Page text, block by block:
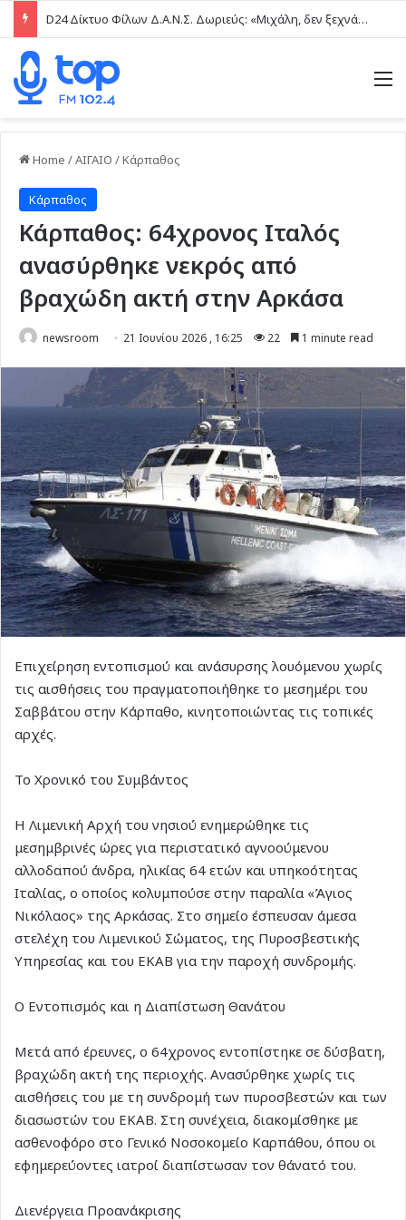
D24 Δίκτυο Φίλων Δ.Α.Ν.Σ. Δωριεύς: «Μιχάλη, δεν ξεχνάμε – Η βία δεν είναι μαγκιά»
Home /ΑΙΓΑΙΟ /Κάρπαθος
Κάρπαθος
Κάρπαθος: 64χρονος Ιταλός
ανασύρθηκε νεκρός από
βραχώδη ακτή στην Αρκάσα
newsroom 21 Ιουνίου 2026 , 16:25 22 1 minute read
Επιχείρηση εντοπισμού και ανάσυρσης λουόμενου χωρίς
τις αισθήσεις του πραγματοποιήθηκε το μεσημέρι του
Σαββάτου στην Κάρπαθο, κινητοποιώντας τις τοπικές
αρχές.
Το Χρονικό του Συμβάντος
Η Λιμενική Αρχή του νησιού ενημερώθηκε τις
μεσημβρινές ώρες για περιστατικό αγνοούμενου
αλλοδαπού άνδρα, ηλικίας 64 ετών και υπηκοότητας
Ιταλίας, ο οποίος κολυμπούσε στην παραλία «Άγιος
Νικόλαος» της Αρκάσας. Στο σημείο έσπευσαν άμεσα
στελέχη του Λιμενικού Σώματος, της Πυροσβεστικής
Υπηρεσίας και του ΕΚΑΒ για την παροχή συνδρομής.
Ο Εντοπισμός και η Διαπίστωση Θανάτου
Μετά από έρευνες, ο 64χρονος εντοπίστηκε σε δύσβατη,
βραχώδη ακτή της περιοχής. Ανασύρθηκε χωρίς τις
αισθήσεις του με τη συνδρομή των πυροσβεστών και των
διασωστών του ΕΚΑΒ. Στη συνέχεια, διακομίσθηκε με
ασθενοφόρο στο Γενικό Νοσοκομείο Καρπάθου, όπου οι
εφημερεύοντες ιατροί διαπίστωσαν τον θάνατό του.
Διενέργεια Προανάκρισης